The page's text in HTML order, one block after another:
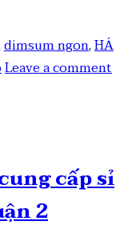
dimsum ngon,HÁ
Leave a comment
cấp sỉ
2